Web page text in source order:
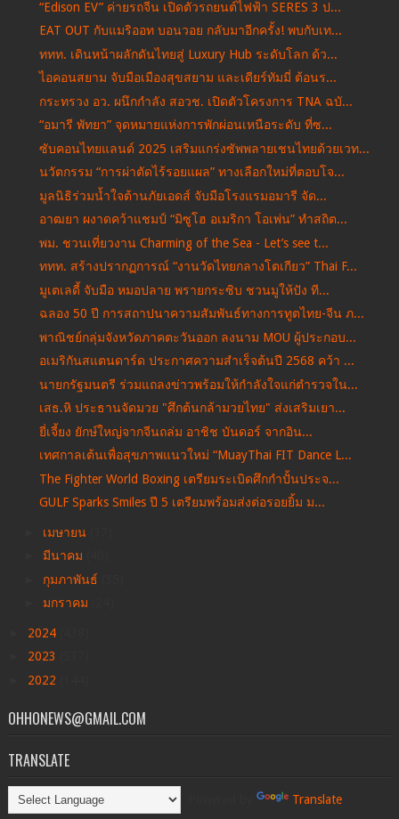
“Edison EV” ค่ายรถจีน เปิดตัวรถยนต์ไฟฟ้า SERES 3 ป...
EAT OUT กับแมริออท บอนวอย กลับมาอีกครั้ง! พบกับเท...
ททท. เดินหน้าผลักดันไทยสู่ Luxury Hub ระดับโลก ด้ว...
ไอคอนสยาม จับมือเมืองสุขสยาม และเดียร์ทัมมี่ ต้อนร...
กระทรวง อว. ผนึกกำลัง สอวช. เปิดตัวโครงการ TNA ฉบั...
“อมารี พัทยา” จุดหมายแห่งการพักผ่อนเหนือระดับ ที่ซ...
ซับคอนไทยแลนด์ 2025 เสริมแกร่งซัพพลายเชนไทยด้วยเวท...
นวัตกรรม “การผ่าตัดไร้รอยแผล” ทางเลือกใหม่ที่ตอบโจ...
มูลนิธิร่วมน้ำใจต้านภัยเอดส์ จับมือโรงแรมอมารี จัด...
อาฒยา ผงาดคว้าแชมป์ “มิซูโฮ อเมริกา โอเพ่น” ทำสถิต...
พม. ชวนเที่ยวงาน Charming of the Sea - Let’s see t...
ททท. สร้างปรากฏการณ์ “งานวัดไทยกลางโตเกียว” Thai F...
มูเตเลดี้ จับมือ หมอปลาย พรายกระซิบ ชวนมูให้ปัง ที...
ฉลอง 50 ปี การสถาปนาความสัมพันธ์ทางการทูตไทย-จีน ภ...
พาณิชย์กลุ่มจังหวัดภาคตะวันออก ลงนาม MOU ผู้ประกอบ...
อเมริกันสแตนดาร์ด ประกาศความสำเร็จต้นปี 2568 คว้า ...
นายกรัฐมนตรี ร่วมแถลงข่าวพร้อมให้กำลังใจแก่ตำรวจใน...
เสธ.หิ ประธานจัดมวย "ศึกต้นกล้ามวยไทย" ส่งเสริมเยา...
ยี่เจี้ยง ยักษ์ใหญ่จากจีนถล่ม อาชิช บันดอร์ จากอิน...
เทศกาลเต้นเพื่อสุขภาพแนวใหม่ “MuayThai FIT Dance L...
The Fighter World Boxing เตรียมระเบิดศึกกำปั้นประจ...
GULF Sparks Smiles ปี 5 เตรียมพร้อมส่งต่อรอยยิ้ม ม...
เมษายน
มีนาคม
กุมภาพันธ์
มกราคม
2024
2023
2022
OHHONEWS@GMAIL.COM
TRANSLATE
Translate